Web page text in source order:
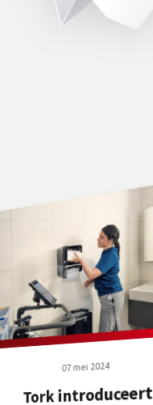
07 mei 2024
Tork introduceert